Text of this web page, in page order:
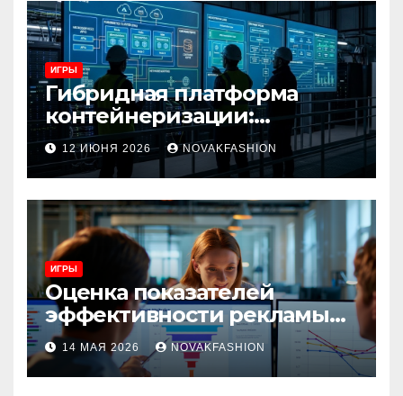
ИГРЫ
Гибридная платформа
контейнеризации:
архитектура, особенности
и сценарии использования
12 ИЮНЯ 2026 NOVAKFASHION
ИГРЫ
Оценка показателей
эффективности рекламы
при атрибуции
множественных точек
касания
14 МАЯ 2026 NOVAKFASHION